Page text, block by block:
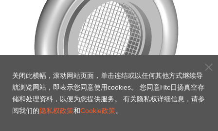
关闭此横幅，滚动网站页面，单击连结或以任何其他方式继续导
航浏览网站，即表示您同意使用cookies。 您同意Htc日扬真空存
储和处理资料，以便为您提供服务。 有关隐私权详细信息，请参
阅我们的隐私权政策和Cookie政策。